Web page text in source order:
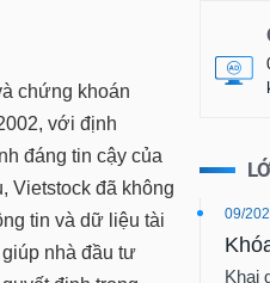
chứng khoán
với định
đáng tin cậy của
Vietstock đã không
tin và dữ liệu tài
nhà đầu tư
09/
Khai